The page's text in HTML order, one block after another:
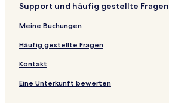
Support und häufig gestellte Fragen
Meine Buchungen
Häufig gestellte Fragen
Kontakt
Eine Unterkunft bewerten